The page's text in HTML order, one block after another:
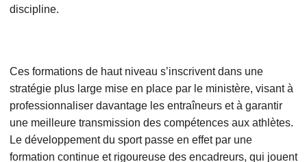
discipline.
Ces formations de haut niveau s’inscrivent dans une
stratégie plus large mise en place par le ministère, visant à
professionnaliser davantage les entraîneurs et à garantir
une meilleure transmission des compétences aux athlètes.
Le développement du sport passe en effet par une
formation continue et rigoureuse des encadreurs, qui jouent